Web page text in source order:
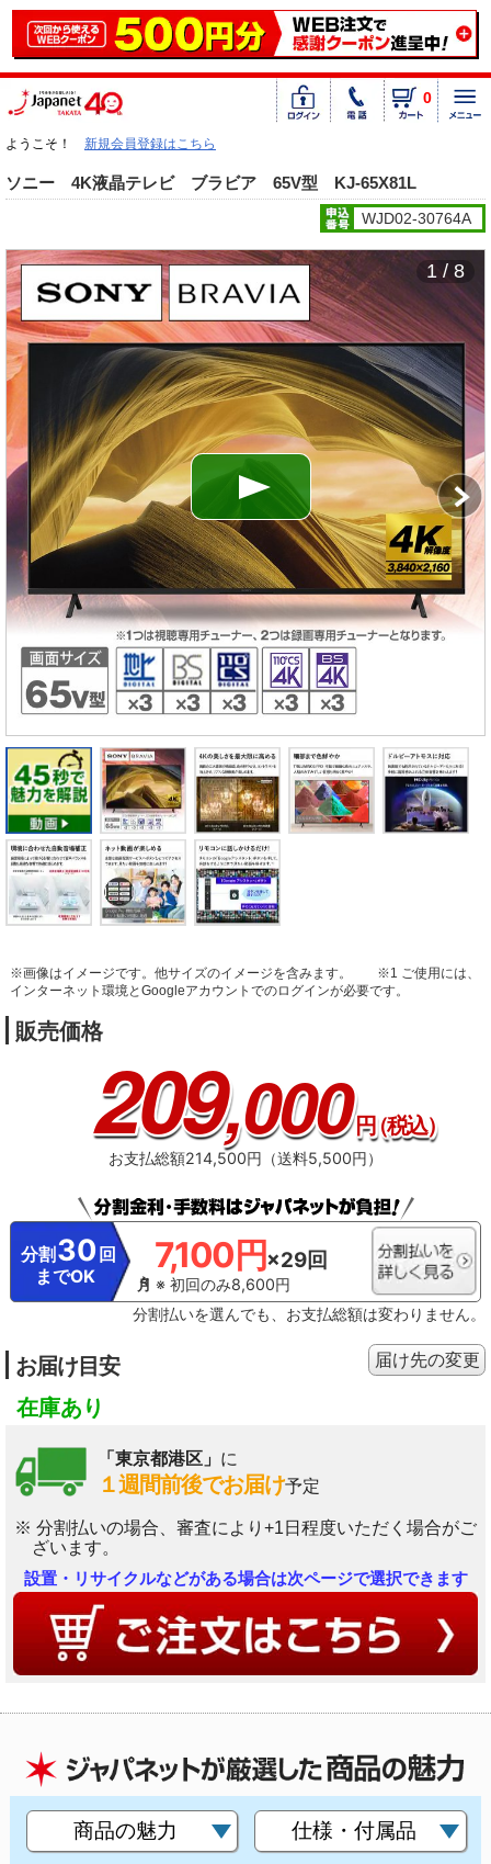
0
ようこそ！ 新規会員登録はこちら
ソニー 4K液晶テレビ ブラビア 65V型 KJ-65X81L
WJD02-30764A
1 / 8
※画像はイメージです。他サイズのイメージを含みます。
※1 ご使用には、
インターネット環境とGoogleアカウントでのログインが必要です。
販売価格
209,000円（税込）
お支払総額214,500円（送料5,500円）
分割 30 回
までOK
7,100円×29回
※ 初回のみ8,600円
分割払いを選んでも、お支払総額は変わりません。
お届け目安
在庫あり
「東京都港区」 に
１週間前後でお届け予定
※ 分割払いの場合、審査により+1日程度いただく場合がご
ざいます。
届け先の変更
設置・リサイクルなどがある場合は次ページで選択できます
商品の魅力 仕様・付属品